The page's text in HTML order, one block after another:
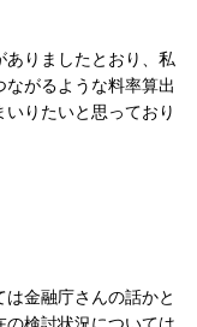
りましたとおり、私
がるような料率算出
りたいと思っており
金融庁さんの話かと